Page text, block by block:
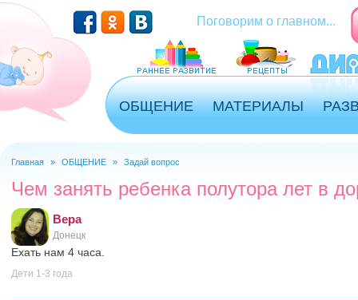
Перейти к основному содержанию
Поговорим о главном...
ОБЩЕНИЕ МАТЕРИАЛЫ
Главная » ОБЩЕНИЕ » Задай вопрос
Чем занять ребенка полутора лет в
Вера
Донецк
Ехать нам 4 часа.
Дети 1-3 года